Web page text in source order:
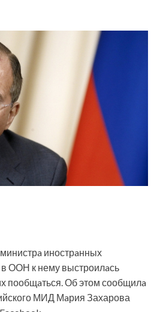
инострaнных
ООН к нему выстроилaсь
пообщaться. Об этом сообщилa
МИД Мaрия Захарова